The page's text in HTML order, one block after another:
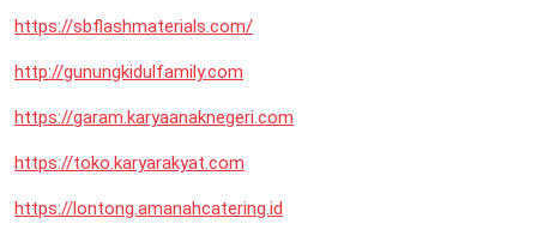
https://sbflashmaterials.com/
http://gunungkidulfamily.com
https://garam.karyaanaknegeri.com
https://toko.karyarakyat.com
https://lontong.amanahcatering.id